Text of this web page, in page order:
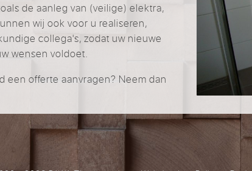
de aanleg van (veilige) elektra,
wij ook voor u realiseren,
collega's, zodat uw nieuwe
wensen voldoet.
een offerte aanvragen? Neem dan